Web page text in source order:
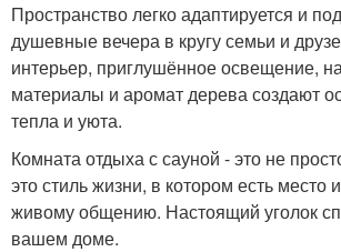
Пространство легко адаптируется и
душевные вечера в кругу семьи и
интерьер, приглушённое освещение,
материалы и аромат дерева создают
тепла и уюта.
Комната отдыха с сауной - это не
это стиль жизни, в котором есть место
живому общению. Настоящий уголок
вашем доме.